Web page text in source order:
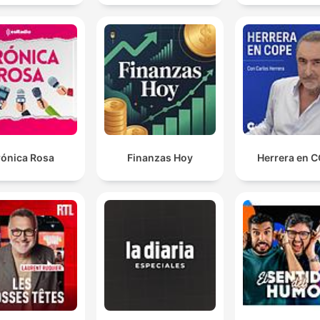
00:46:28 · Analisa como regimes autoritários utilizam
influenciadores para manipular a opinião pública e evitar o
escrutínio jornalístico.
Rosa Finanzas Hoy Herrera en